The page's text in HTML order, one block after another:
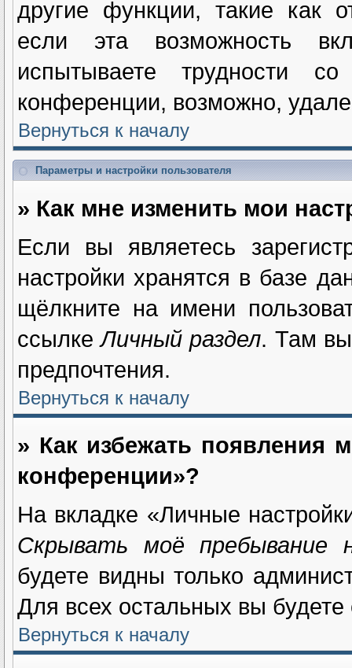
другие функции, такие как
если эта возможность
испытываете трудности
конференции, возможно,
Вернуться к началу
Параметры и настройки пользователя
» Как мне изменить мои
Если вы являетесь
настройки хранятся в базе
щёлкните на имени
ссылкеЛичный раздел. Там вы
предпочтения.
Вернуться к началу
» Как избежать появления
конференции»?
На вкладке «Личные
Скрывать моё пребывание
будете видны только
Для всех остальных вы
Вернуться к началу